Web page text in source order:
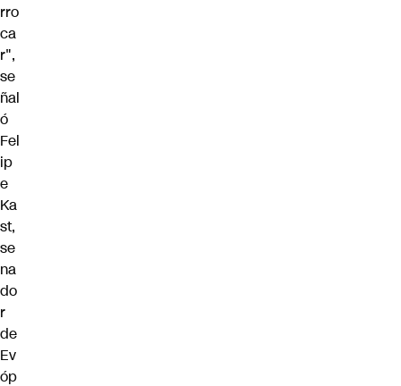
rro
ca
r",
se
ñal
ó
Fel
ip
e
Ka
st,
se
na
do
r
de
Ev
óp